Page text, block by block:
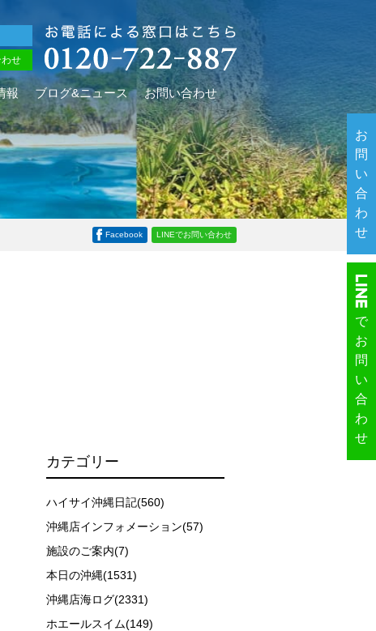
せ
報 ブログ&ニュース お問い合わせ
Facebook LINEでお問い合わせ
カテゴリー
ハイサイ沖縄日記(560)
沖縄店インフォメーション(57)
施設のご案内(7)
本日の沖縄(1531)
沖縄店海ログ(2331)
ホエールスイム(149)
ーを行います。
ドが決定しますので、必ずその指示に従って準備してくだ
お
問
い
合
わ
せ
で
お
問
い
合
わ
せ